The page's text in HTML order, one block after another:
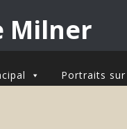
Milner
Portraits